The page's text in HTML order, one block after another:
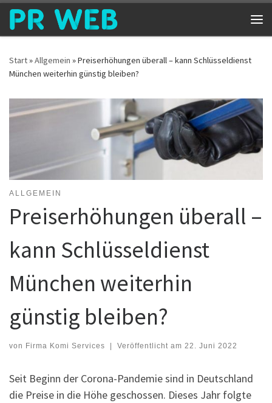
Zum Inhalt springen
Start»Allgemein »Preiserhöhungen überall – kann Schlüsseldienst
München weiterhin günstig bleiben?
ALLGEMEIN
Preiserhöhungen überall –
kann Schlüsseldienst
München weiterhin
günstig bleiben?
von Firma Komi Services | Veröffentlicht am 22. Juni 2022
Seit Beginn der Corona-Pandemie sind in Deutschland
die Preise in die Höhe geschossen. Dieses Jahr folgte